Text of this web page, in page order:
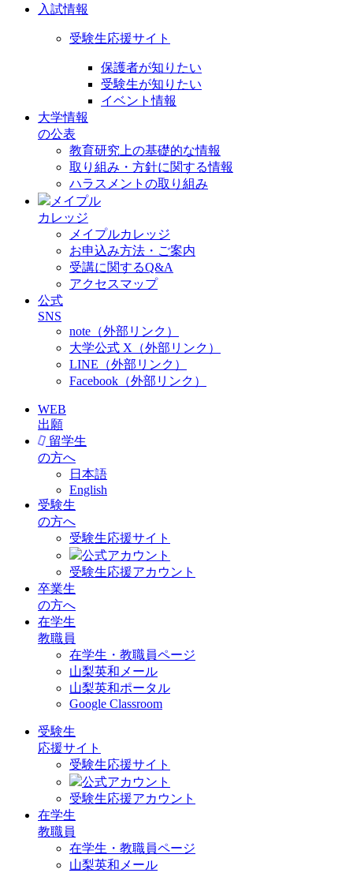
入試情報
受験生応援サイト
保護者が知りたい
受験生が知りたい
イベント情報
大学情報
の公表
教育研究上の基礎的な情報
取り組み・方針に関する情報
ハラスメントの取り組み
メイプル
カレッジ
メイプルカレッジ
お申込み方法・ご案内
受講に関するQ&A
アクセスマップ
公式
SNS
note（外部リンク）
大学公式 X（外部リンク）
LINE（外部リンク）
Facebook（外部リンク）
WEB
出願
留学生
の方へ
日本語
English
受験生
の方へ
受験生応援サイト
公式アカウント
受験生応援アカウント
卒業生
の方へ
在学生
教職員
在学生・教職員ページ
山梨英和メール
山梨英和ポータル
Google Classroom
受験生
応援サイト
受験生応援サイト
公式アカウント
受験生応援アカウント
在学生
教職員
在学生・教職員ページ
山梨英和メール